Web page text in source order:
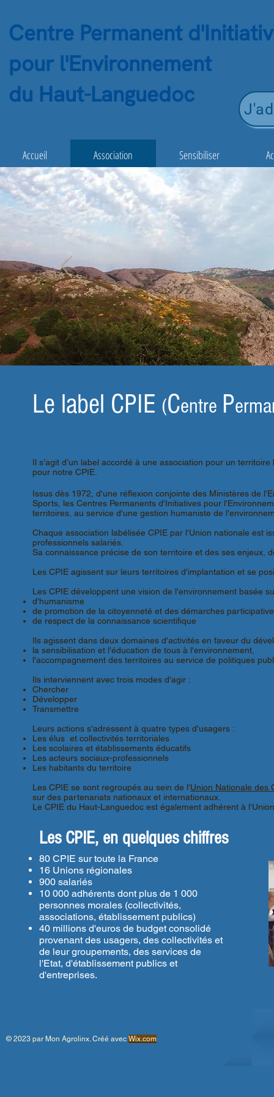
Centre Permanent
pour l'Environnement
du Haut-Languedoc
Accueil Association Sensibiliser
Le label CPIE (Centre P
Il s’agit d’un label accordé à une association pour un
pour notre CPIE.
Issus dès 1972, d'une réflexion conjointe des Ministères de
Sports, les Centres Permanents d'Initiatives pour
territoires, au service d'une gestion humaniste de
Chaque association labélisée CPIE par l'Union nationale est
professionnels salariés.
Sa connaissance précise de son territoire et des ses enjeux,
Les CPIE agissent sur leurs territoires d'implantation et se
Les CPIE développent une vision de l'environnement basée
d'humanisme
de promotion de la citoyenneté et des démarches
de respect de la connaissance scientifique
Ils agissent dans deux domaines d'activités en faveur du
la sensibilisation et l'éducation de tous à l'environnement,
l'accompagnement des territoires au service de politiques
Ils interviennent avec trois modes d'agir :
Chercher
Développer
Transmettre
Leurs actions s'adressent à quatre types d'usagers :
Les élus et collectivités territoriales
Les scolaires et établissements éducatifs
Les acteurs sociaux-professionnels
Les habitants du territoire
Les CPIE se sont regroupés au sein de l'Union Nationale des
sur des partenariats nationaux et internationaux.
Le CPIE du Haut-Languedoc est également adhérent à
Les CPIE, en quelques chiffres
80 CPIE sur toute la France
16 Unions régionales
900 salariés
10 000 adhérents dont plus de 1 000
personnes morales (collectivités,
associations, établissement publics)
40 millions d'euros de budget consolidé
provenant des usagers, des collectivités et
de leur groupements, des services de
l'Etat, d'établissement publics et
d'entreprises.
© 2023 par Mon Agrolinx. Créé avec Wix.com